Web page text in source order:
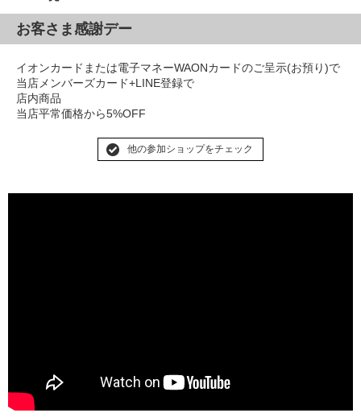
お客さま感謝デー
イオンカードまたは電子マネーWAONカードのご呈示(お預り)で
当店メンバーズカード+LINE登録で
店内商品
当店平常価格から5%OFF
他の参加ショップをチェック